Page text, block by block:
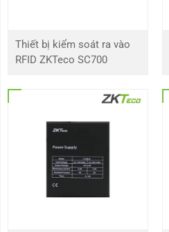
Thiết bị kiểm soát ra vào
RFID ZKTeco SC700